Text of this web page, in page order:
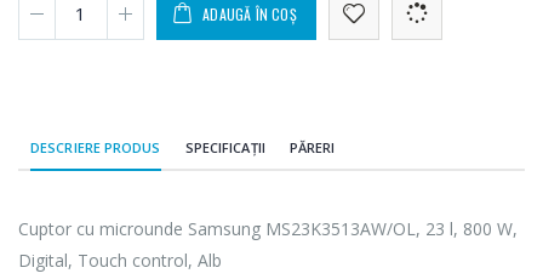
ADAUGĂ ÎN COȘ
DESCRIERE PRODUS SPECIFICAȚII PĂRERI
Cuptor cu microunde Samsung MS23K3513AW/OL, 23 l, 800 W,
Digital, Touch control, Alb